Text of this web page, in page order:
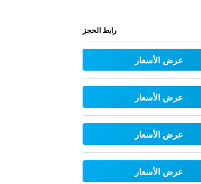
رابط الحجز
عرض الأسعار
عرض الأسعار
عرض الأسعار
عرض الأسعار